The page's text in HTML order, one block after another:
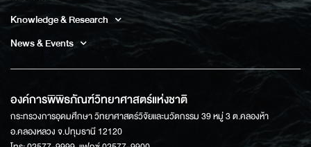
Knowledge & Research
News & Events
องค์การพิพิธภัณฑ์วิทยาศาสตร์แห่งชาติ
กระทรวงการอุดมศึกษา วิทยาศาสตร์วิจัยและนวัตกรรม 39 หมู่ 3 ต.คลองห้า
อ.คลองหลวง จ.ปทุมธานี 12120